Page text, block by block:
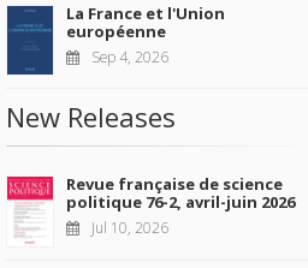
La France et l'Union
européenne
Sep 4, 2026
New Releases
Revue française de science
politique 76-2, avril-juin 2026
Jul 10, 2026